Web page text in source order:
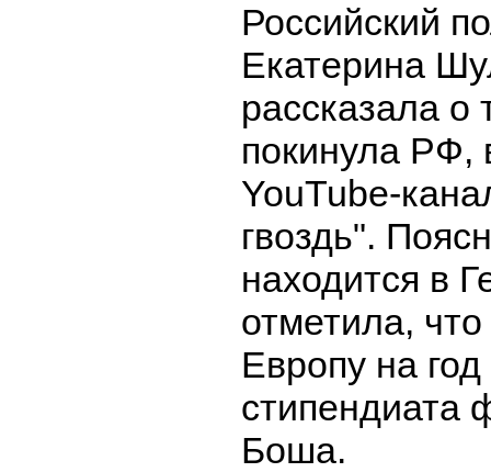
Российский
Екатерина
рассказала о
покинула РФ,
YouTube-
гвоздь".
находится в
отметила,
Европу на год
стипендиата
Боша.